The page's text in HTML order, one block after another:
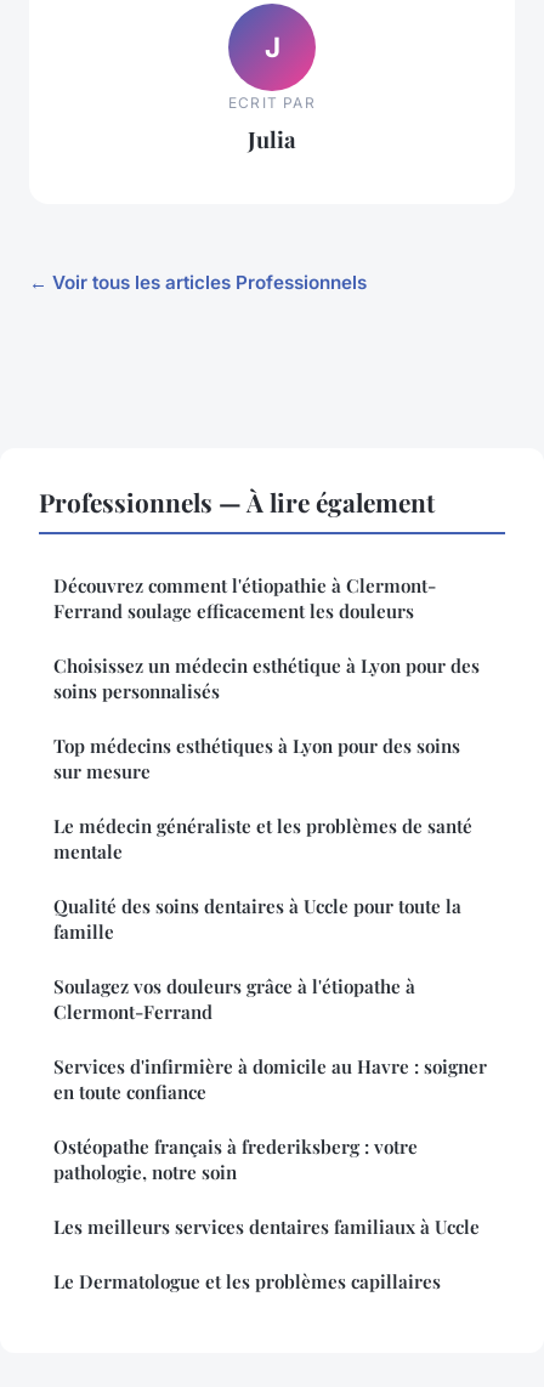
J
ECRIT PAR
Julia
← Voir tous les articles Professionnels
Professionnels — À lire également
Découvrez comment l'étiopathie à Clermont-
Ferrand soulage efficacement les douleurs
Choisissez un médecin esthétique à Lyon pour des
soins personnalisés
Top médecins esthétiques à Lyon pour des soins
sur mesure
Le médecin généraliste et les problèmes de santé
mentale
Qualité des soins dentaires à Uccle pour toute la
famille
Soulagez vos douleurs grâce à l'étiopathe à
Clermont-Ferrand
Services d'infirmière à domicile au Havre : soigner
en toute confiance
Ostéopathe français à frederiksberg : votre
pathologie, notre soin
Les meilleurs services dentaires familiaux à Uccle
Le Dermatologue et les problèmes capillaires